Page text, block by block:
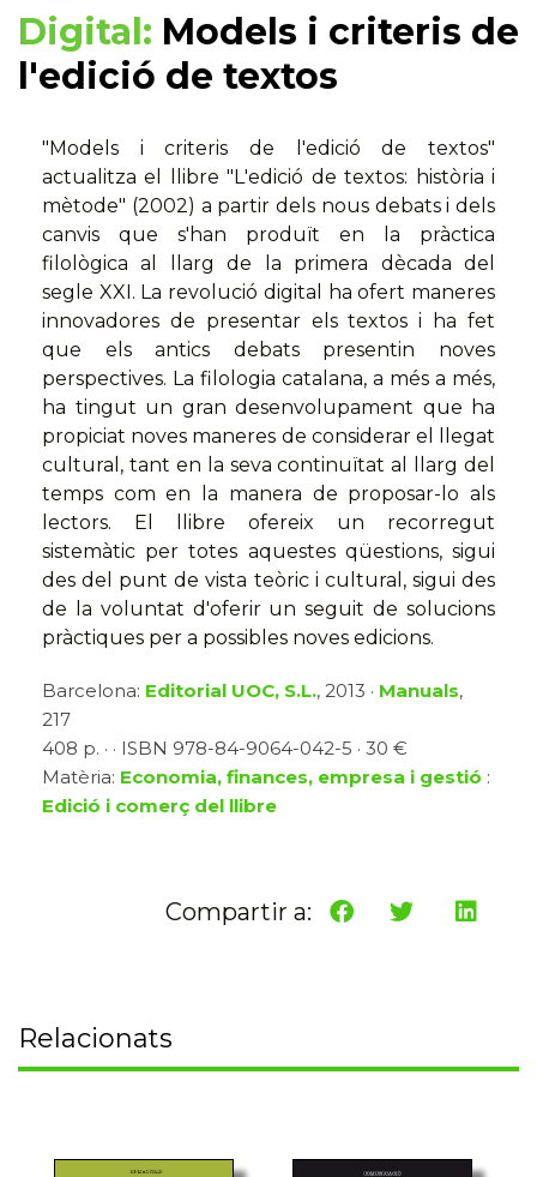
Digital: Models i criteris de
l'edició de textos
"Models i criteris de l'edició de textos"
actualitza el llibre "L'edició de textos: història i
mètode" (2002) a partir dels nous debats i dels
canvis que s'han produït en la pràctica
filològica al llarg de la primera dècada del
segle XXI. La revolució digital ha ofert maneres
innovadores de presentar els textos i ha fet
que els antics debats presentin noves
perspectives. La filologia catalana, a més a més,
ha tingut un gran desenvolupament que ha
propiciat noves maneres de considerar el llegat
cultural, tant en la seva continuïtat al llarg del
temps com en la manera de proposar-lo als
lectors. El llibre ofereix un recorregut
sistemàtic per totes aquestes qüestions, sigui
des del punt de vista teòric i cultural, sigui des
de la voluntat d'oferir un seguit de solucions
pràctiques per a possibles noves edicions.
Barcelona: Editorial UOC, S.L., 2013 · Manuals,
217
408 p. · · ISBN 978-84-9064-042-5 · 30 €
Matèria: Economia, finances, empresa i gestió :
Edició i comerç del llibre
Compartir a:
Relacionats